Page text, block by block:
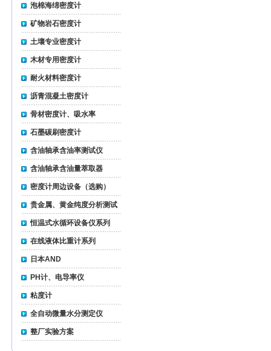
泡棉海绵密度计
矿物岩石密度计
土壤专业密度计
木材专用密度计
耐火材料密度计
沥青混凝土密度计
骨材密度计、吸水率
石墨碳刷密度计
含油轴承含油率测试仪
含油轴承含油量萃取器
密度计周边设备（选购）
贵金属、黄金纯度分析测试
仪
恒温式水循环设备仪系列
在线液体比重计系列
日本AND
PH计、电导率仪
粘度计
全自动微量水分测定仪
整厂实验方案